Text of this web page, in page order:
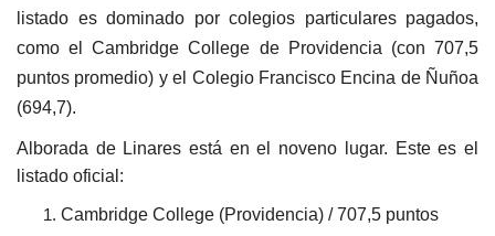
listado es dominado por colegios particulares pagados,
como el Cambridge College de Providencia (con 707,5
puntos promedio) y el Colegio Francisco Encina de Ñuñoa
(694,7).
Alborada de Linares está en el noveno lugar. Este es el
listado oficial:
Cambridge College (Providencia) / 707,5 puntos